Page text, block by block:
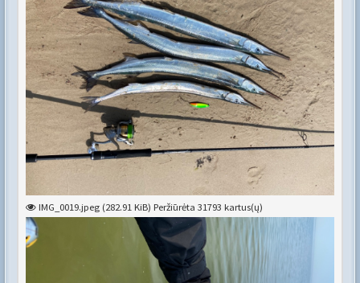
IMG_0019.jpeg (282.91 KiB) Peržiūrėta 31793 kartus(ų)